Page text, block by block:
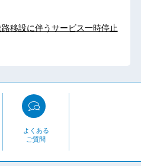
移設に伴うサービス一時停止
よくある
ご質問